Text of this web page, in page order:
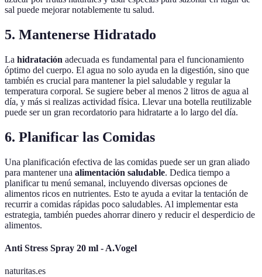
sal puede mejorar notablemente tu salud.
5. Mantenerse Hidratado
La hidratación adecuada es fundamental para el funcionamiento
óptimo del cuerpo. El agua no solo ayuda en la digestión, sino que
también es crucial para mantener la piel saludable y regular la
temperatura corporal. Se sugiere beber al menos 2 litros de agua al
día, y más si realizas actividad física. Llevar una botella reutilizable
puede ser un gran recordatorio para hidratarte a lo largo del día.
6. Planificar las Comidas
Una planificación efectiva de las comidas puede ser un gran aliado
para mantener una alimentación saludable. Dedica tiempo a
planificar tu menú semanal, incluyendo diversas opciones de
alimentos ricos en nutrientes. Esto te ayuda a evitar la tentación de
recurrir a comidas rápidas poco saludables. Al implementar esta
estrategia, también puedes ahorrar dinero y reducir el desperdicio de
alimentos.
Anti Stress Spray 20 ml - A.Vogel
naturitas.es